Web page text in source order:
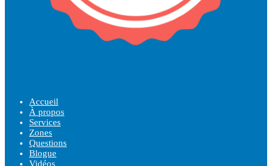
Accueil
À propos
Services
Zones
Questions
Blogue
Vidéos